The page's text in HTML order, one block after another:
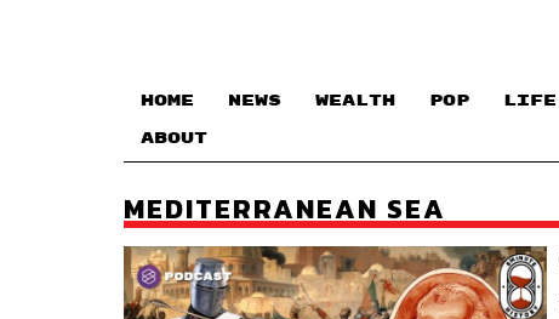
HOME NEWS WEALTH POP LIFE
ABOUT
MEDITERRANEAN SEA